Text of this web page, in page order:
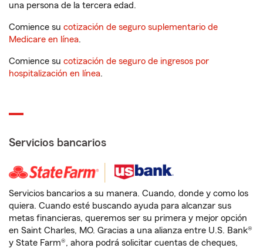
una persona de la tercera edad.
Comience su cotización de seguro suplementario de
Medicare en línea.
Comience su cotización de seguro de ingresos por
hospitalización en línea.
Servicios bancarios
Servicios bancarios a su manera. Cuando, donde y como los
quiera. Cuando esté buscando ayuda para alcanzar sus
metas financieras, queremos ser su primera y mejor opción
en Saint Charles, MO. Gracias a una alianza entre U.S. Bank®
y State Farm®, ahora podrá solicitar cuentas de cheques,